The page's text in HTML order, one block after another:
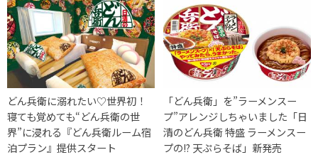
どん兵衛に溺れたい♡世界初！
寝ても覚めても“どん兵衛の世
界”に浸れる『どん兵衛ルーム宿
泊プラン』提供スタート
「どん兵衛」を”ラーメンスー
プ”アレンジしちゃいました「日
清のどん兵衛 特盛 ラーメンスー
プの!? 天ぷらそば」新発売